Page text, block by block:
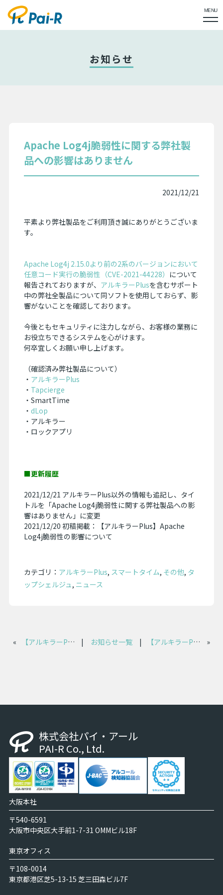
MENU
お知らせ
Apache Log4j脆弱性に関する弊社製
品への影響はありません
2021/12/21
平素より弊社製品をご利用頂き誠にありがとうございま
す。
Apache Log4j 2.15.0より前の2系のバージョンにおいて
任意コード実行の脆弱性（CVE-2021-44228） について
報告されておりますが、 アルキラーPlusを含むサポート
中の弊社全製品について同ソフトを使用しておらず、影
響がないことを確認しております。
今後ともセキュリティに注力しながら、お客様の業務に
お役立ちできるシステムを心がけます。
何卒宜しくお願い申し上げます。
（確認済み弊社製品について）
・ アルキラーPlus
・ Tapcierge
・SmartTime
・ dLop
・アルキラー
・ロックアプリ
■更新履歴
2021/12/21 アルキラーPlus以外の情報も追記し、タイ
トルを「Apache Log4j脆弱性に関する弊社製品への影
響はありません」に変更
2021/12/20 初稿掲載：【アルキラーPlus】Apache
Log4j脆弱性の影響について
カテゴリ： アルキラーPlus, スマートタイム, その他, タ
ップシェルジュ, ニュース
« 【アルキラーPlus】2021年12月20日 管理画面ログイン強化のお知らせ | お知らせ一覧 | 【アルキラーPlus】2022年1月17日 管理画面 / iOSアプリ機能追加のお知らせ »
株式会社パイ・アール
PAI-R Co., Ltd.
大阪本社
〒540-6591
大阪市中央区大手前1-7-31 OMMビル18F
東京オフィス
〒108-0014
東京都港区芝5-13-15 芝三田森ビル7F